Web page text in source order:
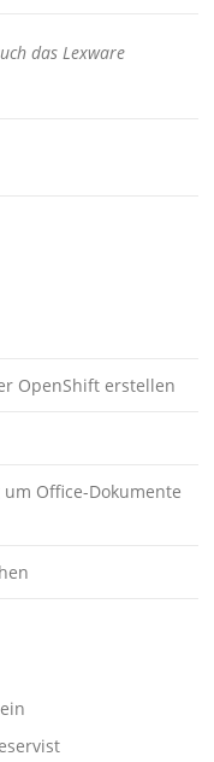
das Lexware
OpenShift erstellen
Office-Dokumente